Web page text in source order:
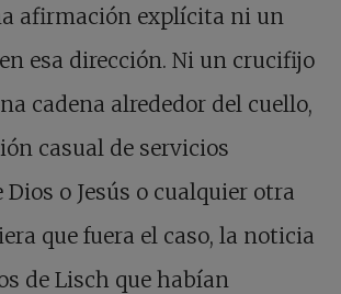
afirmación explícita ni un
esa dirección. Ni un crucifijo
cadena alrededor del cuello,
casual de servicios
Dios o Jesús o cualquier otra
que fuera el caso, la noticia
de Lisch que habían